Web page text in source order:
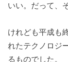
いい。だって、
けれども平成も
れたテクノロジ
るものでした。